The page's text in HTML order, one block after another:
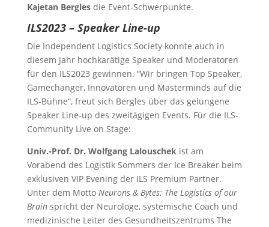
Kajetan Berglesdie Event-Schwerpunkte.
ILS2023 – Speaker Line-up
Die Independent Logistics Society konnte auch in
diesem Jahr hochkarätige Speaker und Moderatoren
für den ILS2023 gewinnen. “Wir bringen Top Speaker,
Gamechanger, Innovatoren und Masterminds auf die
ILS-Bühne“, freut sich Bergles über das gelungene
Speaker Line-up des zweitägigen Events. Für die ILS-
Community Live on Stage:
Univ.-Prof. Dr. Wolfgang Lalouschekist am
Vorabend des Logistik Sommers der Ice Breaker beim
exklusiven VIP Evening der ILS Premium Partner.
Unter dem Motto Neurons & Bytes: The Logistics of our
Brainspricht der Neurologe, systemische Coach und
medizinische Leiter des Gesundheitszentrums The